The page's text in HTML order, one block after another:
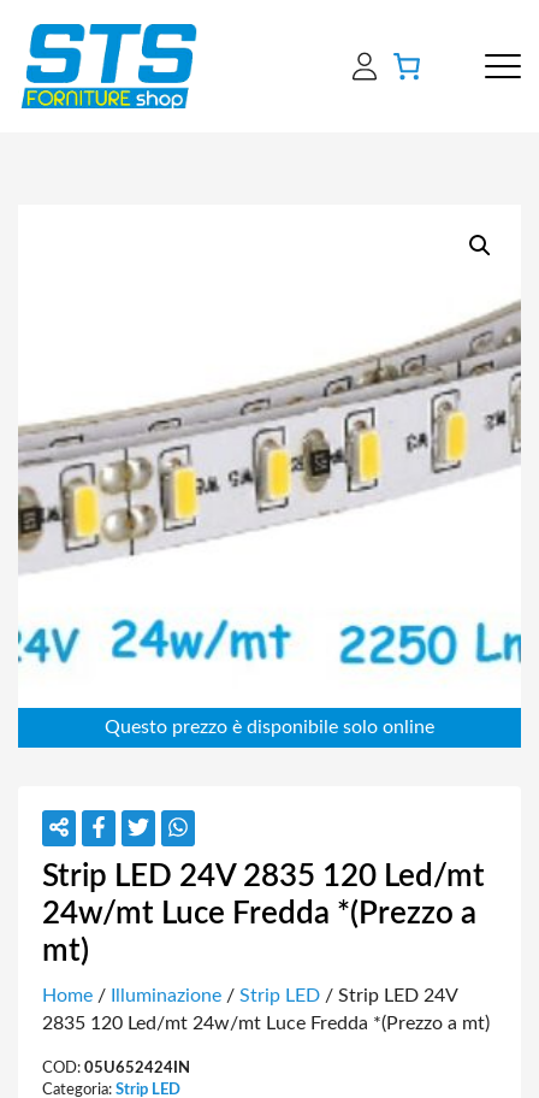
Strip LED 24V 2835 120 Led/mt
24w/mt Luce Fredda *(Prezzo a
mt)
Home / Illuminazione / Strip LED / Strip LED 24V
2835 120 Led/mt 24w/mt Luce Fredda *(Prezzo a mt)
COD: 05U652424IN
Categoria: Strip LED